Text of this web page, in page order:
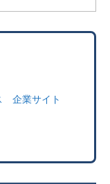
企業サイト